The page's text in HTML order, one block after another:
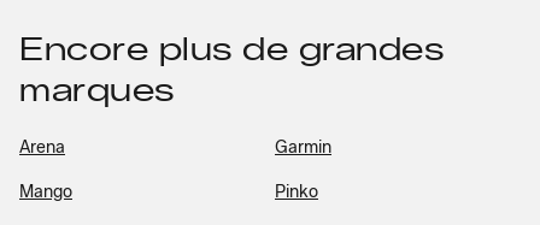
Encore plus de grandes
marques
Arena Garmin
Mango Pinko